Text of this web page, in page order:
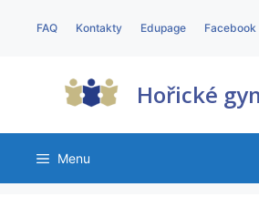
FAQ Kontakty Edupage Facebook
Hořické
Menu